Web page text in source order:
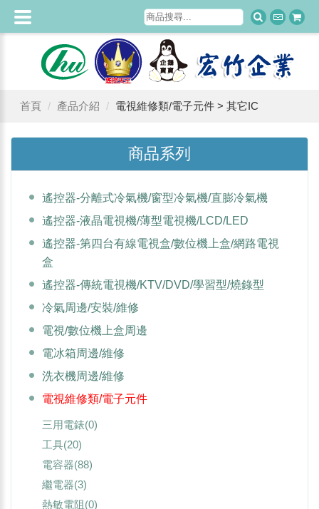
首頁 產品介紹 電視維修類/電子元件 > 其它IC
商品系列
遙控器-分離式冷氣機/窗型冷氣機/直膨冷氣機
遙控器-液晶電視機/薄型電視機/LCD/LED
遙控器-第四台有線電視盒/數位機上盒/網路電視
盒
遙控器-傳統電視機/KTV/DVD/學習型/燒錄型
冷氣周邊/安裝/維修
電視/數位機上盒周邊
電冰箱周邊/維修
洗衣機周邊/維修
電視維修類/電子元件
三用電錶(0)
工具(20)
電容器(88)
繼電器(3)
熱敏電阻(0)